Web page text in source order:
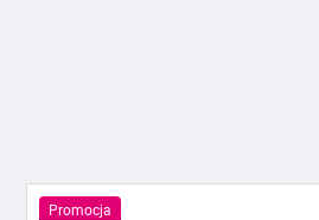
Promocja